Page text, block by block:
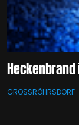
GROSSRÖHRSDORF